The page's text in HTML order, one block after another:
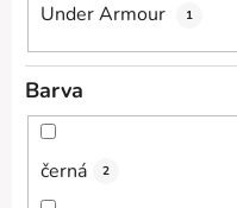
Under Armour 1
Barva
černá 2